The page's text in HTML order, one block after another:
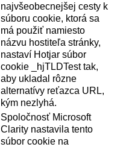
najvšeobecnejšej cesty k
súboru cookie, ktorá sa
má použiť namiesto
názvu hostiteľa stránky,
nastaví Hotjar súbor
cookie _hjTLDTest tak,
aby ukladal rôzne
alternatívy reťazca URL,
kým nezlyhá.
Spoločnosť Microsoft
Clarity nastavila tento
súbor cookie na